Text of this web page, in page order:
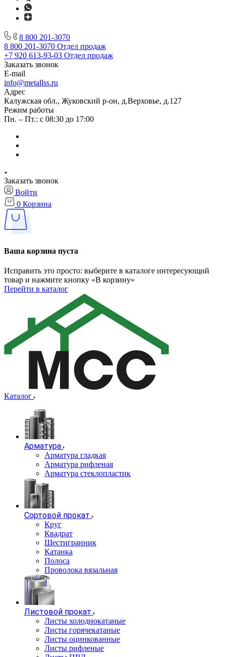
8 800 201-3070
8 800 201-3070 Отдел продаж
+7 920 613-93-03 Отдел продаж
Заказать звонок
E-mail
info@metallss.ru
Адрес
Калужская обл., Жуковский р-он, д.Верховье, д.127
Режим работы
Пн. – Пт.: с 08:30 до 17:00
Заказать звонок
Войти
0 Корзина
Ваша корзина пуста
Исправить это просто: выберите в каталоге интересующий
товар и нажмите кнопку «В корзину»
Перейти в каталог
Каталог
Арматура
Арматура гладкая
Арматура рифленая
Арматура стеклопластик
Сортовой прокат
Круг
Квадрат
Шестигранник
Катанка
Полоса
Проволока вязальная
Листовой прокат
Листы холоднокатаные
Листы горячекатаные
Листы оцинкованные
Листы рифленые